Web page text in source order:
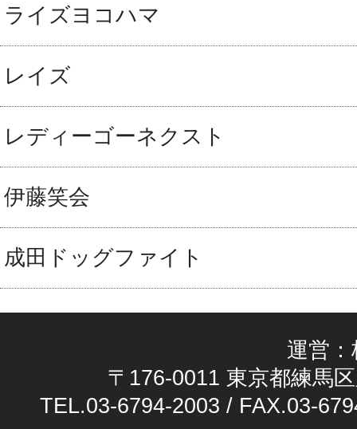
ライズヨコハマ
レイズ
レディーゴーネクスト
伊藤笑会
成田ドッグファイト
運営
〒176-0011 東京都練馬
TEL.03-6794-2003 / FAX.03-